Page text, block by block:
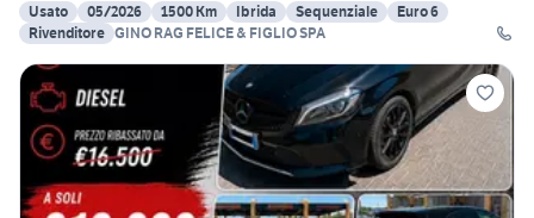
Usato
05/2026 1500 Km Ibrida Sequenziale
Euro 6
Rivenditore GINO RAG FELICE & FIGLIO SPA